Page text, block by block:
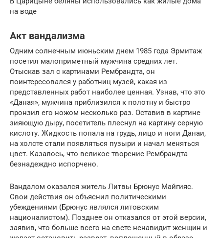
на воде
Акт вандализма
Одним солнечным июньским днем 1985 года Эрмитаж
посетил малоприметный мужчина средних лет.
Отыскав зал с картинами Рембрандта, он
поинтересовался у работниц музей, какая из
представленных работ наиболее ценная. Узнав, что это
«Даная», мужчина приблизился к полотну и быстро
пронзил его ножом несколько раз. Оставив в картине
зияющую дыру, посетитель плеснул на картину серную
кислоту. Жидкость попала на грудь, лицо и ноги Данаи,
на холсте стали появляться пузыри и начал меняться
цвет. Казалось, что великое творение Рембрандта
безнадеждно испорчено.
Вандалом оказался житель Литвы Брюнус Майгияс.
Свои действия он объяснил политическими
убеждениями (Брюнус являлся литовским
националистом). Позднее он отказался от этой версии,
заявив, что больше всего на свете ненавидит женщин и